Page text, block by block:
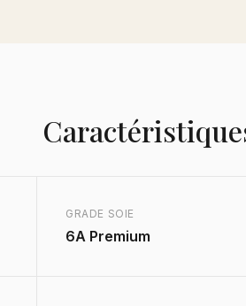
GRADE SOIE
6A Premium